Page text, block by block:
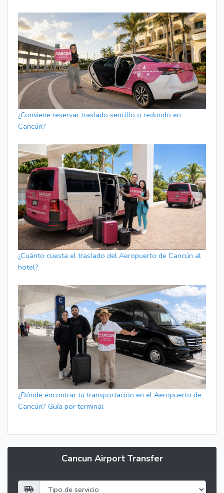
¿Conviene reservar traslado sencillo o redondo en
Cancún?
¿Cuánto cuesta el traslado del Aeropuerto de Cancún al
hotel?
¿Dónde encontrar tu transportación en el Aeropuerto de
Cancún? Guía por terminal
Cancun Airport Transfer